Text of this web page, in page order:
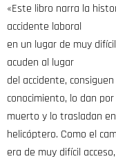
«Este libro narra la
accidente laboral
en un lugar de muy
acuden al lugar
del accidente,
conocimiento, lo dan por
muerto y lo trasladan
helicóptero. Como el
era de muy difícil